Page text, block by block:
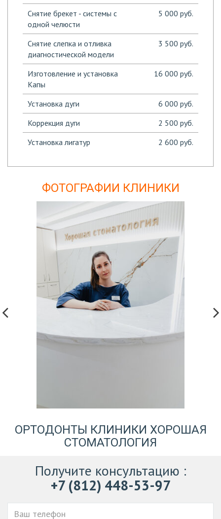
Снятие брекет - системы с
одной челюсти
5 000 руб.
Снятие слепка и отливка
диагностической модели
3 500 руб.
Изготовление и установка
Капы
16 000 руб.
Установка дуги
6 000 руб.
Коррекция дуги
2 500 руб.
Установка лигатур
2 600 руб.
ФОТОГРАФИИ КЛИНИКИ
ОРТОДОНТЫ КЛИНИКИ ХОРОШАЯ
СТОМАТОЛОГИЯ
Получите консультацию :
+7 (812) 448-53-97